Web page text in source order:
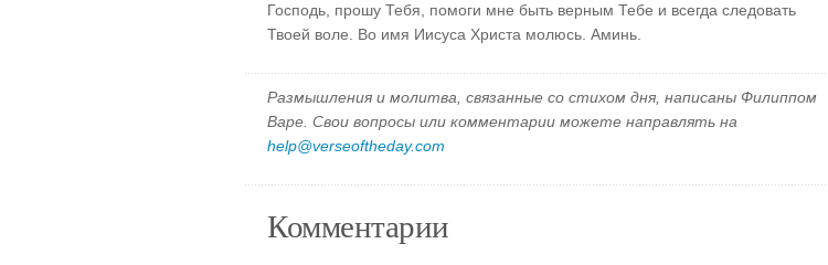
Господь, прошу Тебя, помоги мне быть верным Тебе и всегда следовать
Твоей воле. Во имя Иисуса Христа молюсь. Аминь.
Размышления и молитва, связанные со стихом дня, написаны Филиппом
Варе. Свои вопросы или комментарии можете направлять на
help@verseoftheday.com
Комментарии